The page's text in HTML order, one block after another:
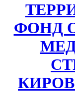
ФОНД